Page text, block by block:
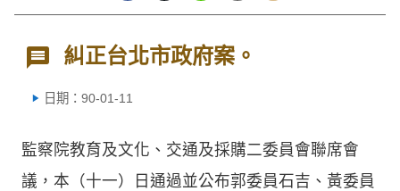
糾正台北市政府案。
日期：90-01-11
監察院教育及文化、交通及採購二委員會聯席會
議，本（十一）日通過並公布郭委員石吉、黃委員